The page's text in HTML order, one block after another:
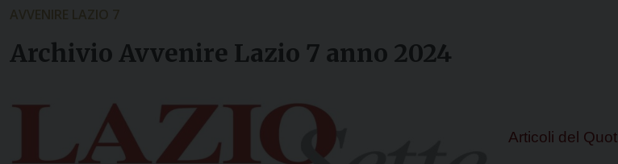
AVVENIRE LAZIO 7
Archivio Avvenire Lazio 7 anno 2024
Articoli del